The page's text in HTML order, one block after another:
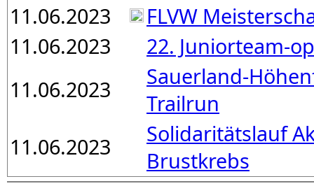
11.06.2023
FLVW
11.06.2023
22. Juniorteam-
11.06.2023
Sauerland-
Trailrun
11.06.2023
Solidaritätslauf
Brustkrebs